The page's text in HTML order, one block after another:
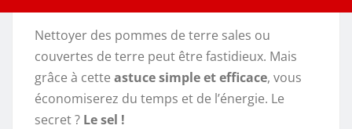
Nettoyer des pommes de terre sales ou
couvertes de terre peut être fastidieux. Mais
grâce à cette astuce simple et efficace, vous
économiserez du temps et de l’énergie. Le
secret ? Le sel !